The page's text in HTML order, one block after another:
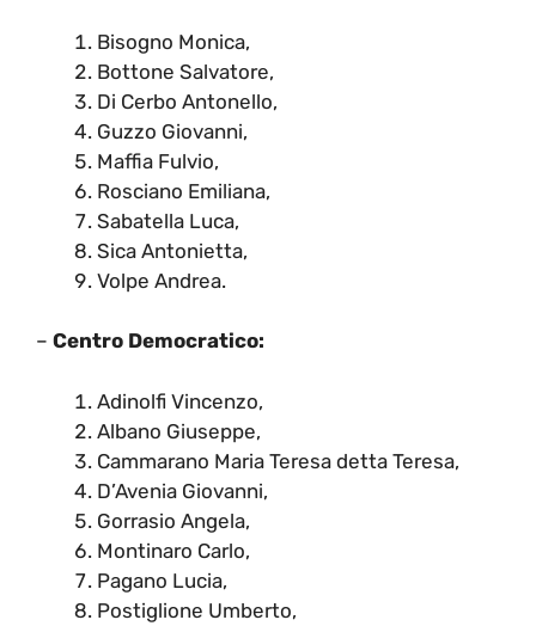
Bisogno Monica,
Bottone Salvatore,
Di Cerbo Antonello,
Guzzo Giovanni,
Maffia Fulvio,
Rosciano Emiliana,
Sabatella Luca,
Sica Antonietta,
Volpe Andrea.
– Centro Democratico:
Adinolfi Vincenzo,
Albano Giuseppe,
Cammarano Maria Teresa detta Teresa,
D’Avenia Giovanni,
Gorrasio Angela,
Montinaro Carlo,
Pagano Lucia,
Postiglione Umberto,